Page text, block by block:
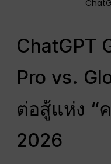
ChatGPT
Pro vs.
ต่อสู้แห่ง “
2026